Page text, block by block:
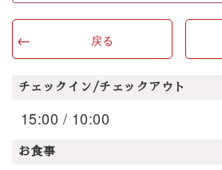
戻る
チェックイン/チェックアウト
15:00 / 10:00
お食事